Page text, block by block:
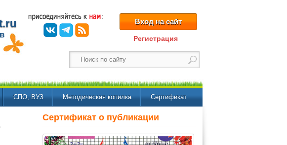
Вход на сайт
Регистрация
СПО, ВУЗ Методическая копилка Сертификат
Сертификат о публикации